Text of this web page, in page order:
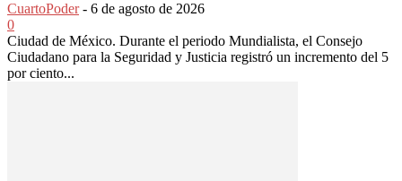
CuartoPoder - 6 de agosto de 2026
0
Ciudad de México. Durante el periodo Mundialista, el Consejo
Ciudadano para la Seguridad y Justicia registró un incremento del 5
por ciento...